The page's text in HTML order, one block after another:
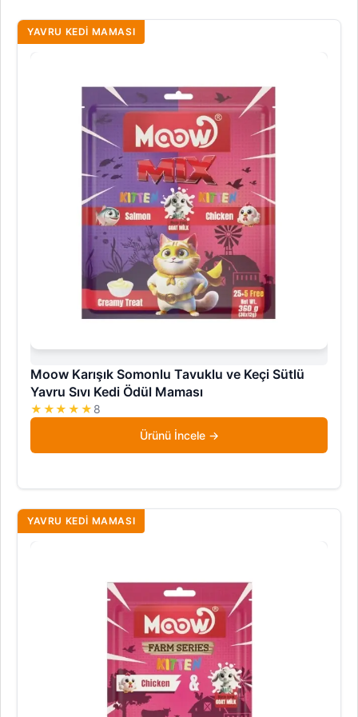
YAVRU KEDI MAMASI
Moow Karışık Somonlu Tavuklu ve Keçi Sütlü
Yavru Sıvı Kedi Ödül Maması
★★★★★ 8
Ürünü İncele
YAVRU KEDI MAMASI